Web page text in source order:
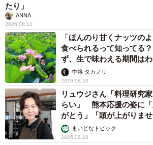
たり」
ANNA
2026.08.10
「ほんのり甘くナッツの
食べられるって知ってる
ず、生で味わえる期間は
中将 タカノリ
2026.08.10
リュウジさん「料理研究
らい」 熊本応援の姿に「
がとう」「頭が上がりませ
まいどなトピック
2026.08.10